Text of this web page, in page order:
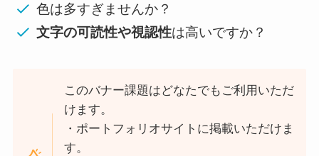
色は多すぎませんか？
文字の可読性や視認性は高いですか？
このバナー課題はどなたでもご利用いただ
けます。
・ポートフォリオサイトに掲載いただけま
す。